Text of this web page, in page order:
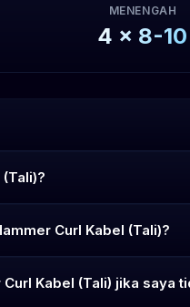
MENENGAH
4 x 8-10
Curl Kabel (Tali)?
Kabel (Tali) jika saya